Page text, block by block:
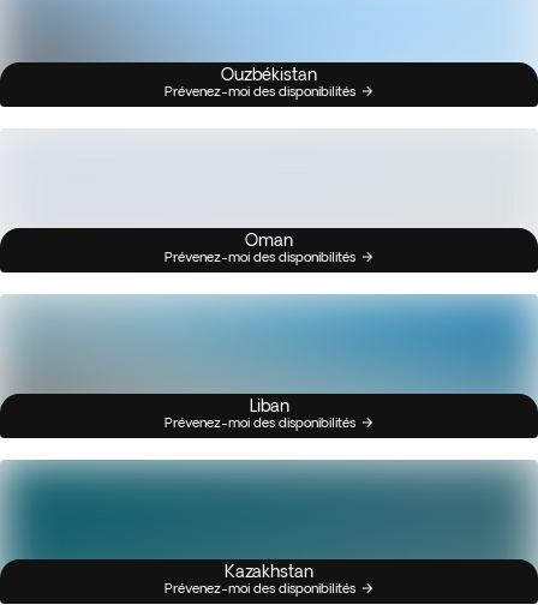
Ouzbékistan
Prévenez-moi des disponibilités
Oman
Prévenez-moi des disponibilités
Liban
Prévenez-moi des disponibilités
Kazakhstan
Prévenez-moi des disponibilités